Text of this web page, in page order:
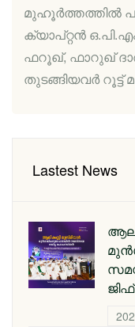
മുഹൂർത്തത്തിൽ
ക്യാപ്റ്റൻ
ഫറൂഖ്, ഫാറുഖ്
തുടങ്ങിയവർ റൂട്ട്
Lastest News